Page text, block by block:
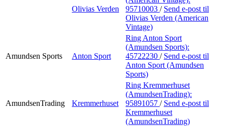
Olivias Verden
95710003 / Send e-post til
Olivias Verden (American
Vintage)
Amundsen Sports Anton Sport
Ring Anton Sport
(Amundsen Sports):
45722230 / Send e-post til
Anton Sport (Amundsen
Sports)
AmundsenTrading Kremmerhuset
Ring Kremmerhuset
(AmundsenTrading):
95891057 / Send e-post til
Kremmerhuset
(AmundsenTrading)